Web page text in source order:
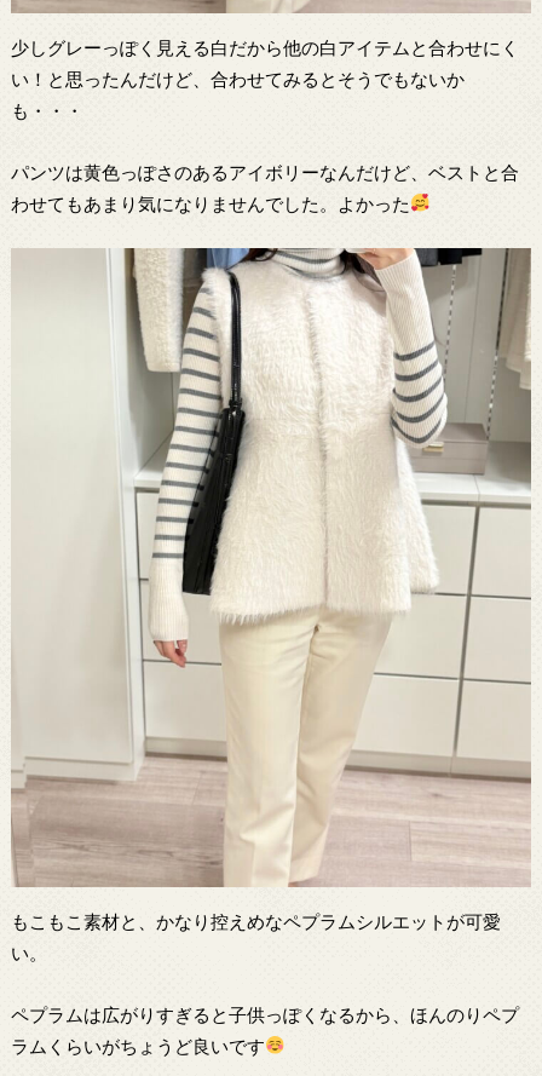
少しグレーっぽく見える白だから他の白アイテムと合わせにく
い！と思ったんだけど、合わせてみるとそうでもないか
も・・・
パンツは黄色っぽさのあるアイボリーなんだけど、ベストと合
わせてもあまり気になりませんでした。よかった
もこもこ素材と、かなり控えめなペプラムシルエットが可愛
い。
ペプラムは広がりすぎると子供っぽくなるから、ほんのりペプ
ラムくらいがちょうど良いです